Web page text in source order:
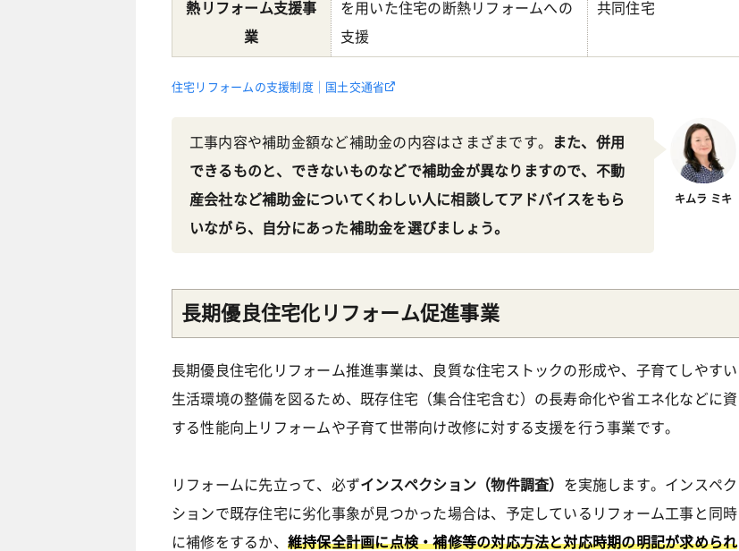
熱リフォーム支援事
業
を用いた住宅の断熱リフォームへの
支援
共同住宅
住宅リフォームの支援制度｜国土交通省
工事内容や補助金額など補助金の内容はさまざまです。
また、併用
できるものと、できないものなどで補助金が異なりますので、不動
産会社など補助金についてくわしい人に相談してアドバイスをもら
いながら、自分にあった補助金を選びましょう。
キムラ ミキ
長期優良住宅化リフォーム促進事業
長期優良住宅化リフォーム推進事業は、良質な住宅ストックの形成や、子育てしやすい
生活環境の整備を図るため、既存住宅（集合住宅含む）の長寿命化や省エネ化などに資
する性能向上リフォームや子育て世帯向け改修に対する支援を行う事業です。
リフォームに先立って、必ずインスペクション（物件調査） を実施します。インスペク
ションで既存住宅に劣化事象が見つかった場合は、予定しているリフォーム工事と同時
に補修をするか、 維持保全計画に点検・補修等の対応方法と対応時期の明記が求められ